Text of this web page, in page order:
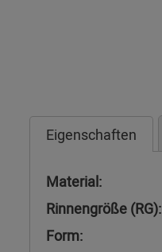
Eigenschaften
Material:
Rinnengröße (RG):
Form: